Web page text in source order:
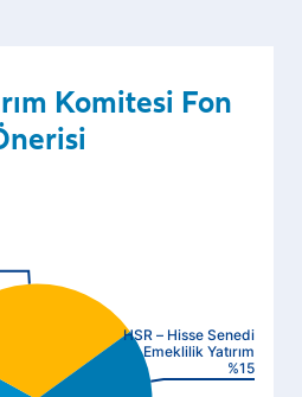
Komitesi Fon